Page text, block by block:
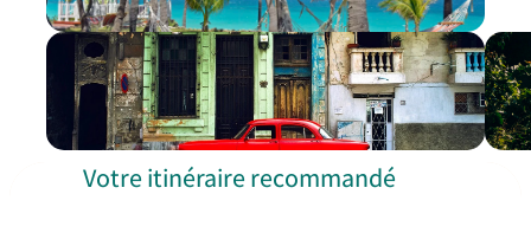
Votre itinéraire recommandé